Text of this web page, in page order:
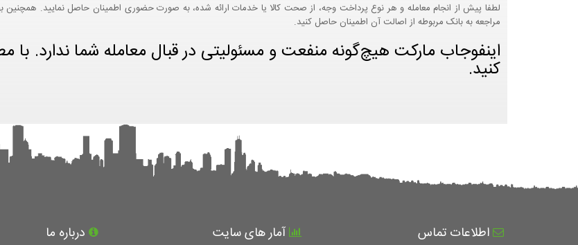
لطفا پیش از انجام معامله و هر نوع پرداخت وجه، از صحت کالا یا خدمات ارائه شده، به صورت حضوری اطمینان حاصل نمایید. همچنین
مراجعه به بانک مربوطه از اصالت آن اطمینان حاصل کنید.
اینفوجاب مارکت هیچ‌گونه منفعت و مسئولیتی در قبال معامله شما ندارد. با
کنید.
اطلاعات تماس آمار های سایت درباره ما